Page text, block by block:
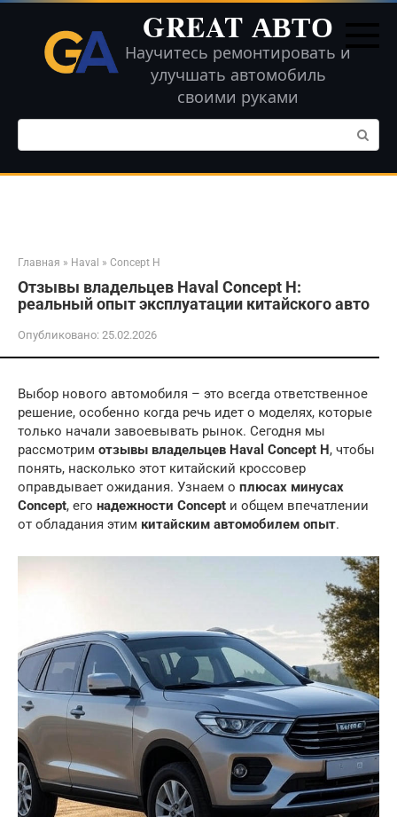
Перейти
контенту
GREAT АВТО
Научитесь ремонтировать и
улучшать автомобиль
своими руками
Поиск:
Главная » Haval » Concept H
Отзывы владельцев Haval Concept H:
реальный опыт эксплуатации китайского авто
Опубликовано: 25.02.2026
Выбор нового автомобиля – это всегда ответственное
решение, особенно когда речь идет о моделях, которые
только начали завоевывать рынок. Сегодня мы
рассмотрим отзывы владельцев Haval Concept H, чтобы
понять, насколько этот китайский кроссовер
оправдывает ожидания. Узнаем о плюсах минусах
Concept, его надежности Concept и общем впечатлении
от обладания этим китайским автомобилем опыт.